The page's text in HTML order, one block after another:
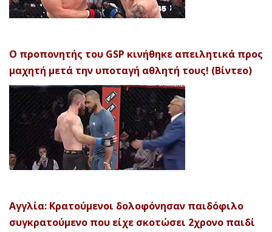
Ο προπονητής του GSP κινήθηκε απειλητικά προς
μαχητή μετά την υποταγή αθλητή τους! (Βίντεο)
Αγγλία: Κρατούμενοι δολοφόνησαν παιδόφιλο
συγκρατούμενο που είχε σκοτώσει 2χρονο παιδί